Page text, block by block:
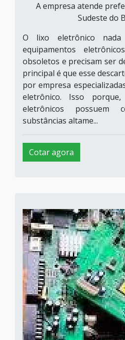
A empresa atende
Sudeste do
O lixo eletrônico
equipamentos
obsoletos e precisam ser
principal é que esse
por empresa
eletrônico. Isso
eletrônicos possuem
substâncias altame...
Cotar agora